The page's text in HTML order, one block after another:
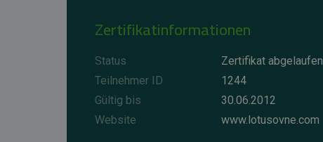
Zertifikatinformationen
Status
Zertifikat abgelaufen
Teilnehmer ID
1244
Gültig bis
30.06.2012
Website
www.lotusovne.com